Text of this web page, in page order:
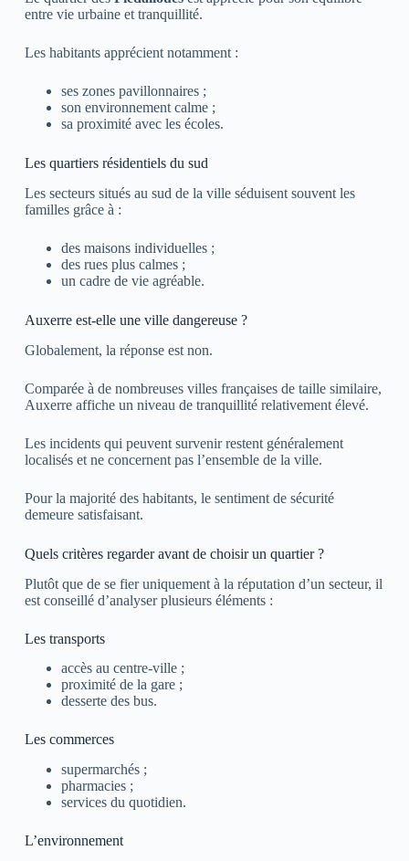
entre vie urbaine et tranquillité.
Les habitants apprécient notamment :
ses zones pavillonnaires ;
son environnement calme ;
sa proximité avec les écoles.
Les quartiers résidentiels du sud
Les secteurs situés au sud de la ville séduisent souvent les
familles grâce à :
des maisons individuelles ;
des rues plus calmes ;
un cadre de vie agréable.
Auxerre est-elle une ville dangereuse ?
Globalement, la réponse est non.
Comparée à de nombreuses villes françaises de taille similaire,
Auxerreaffiche un niveau de tranquillité relativement élevé.
Les incidents qui peuvent survenir restent généralement
localisés et ne concernent pas l’ensemble de la ville.
Pour la majorité des habitants, le sentiment de sécurité
demeure satisfaisant.
Quels critères regarder avant de choisir un quartier ?
Plutôt que de se fier uniquement à la réputation d’un secteur, il
est conseillé d’analyser plusieurs éléments :
Les transports
accès au centre-ville ;
proximité de la gare ;
desserte des bus.
Les commerces
supermarchés ;
pharmacies ;
services du quotidien.
L’environnement